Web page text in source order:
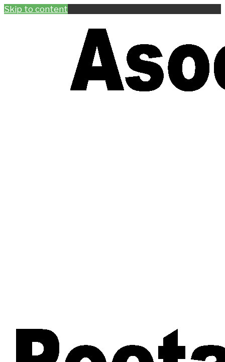
Skip to content